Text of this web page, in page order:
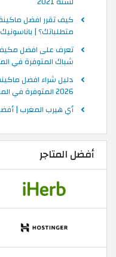
متطلباتك؟ |
شباك المتوفرة في
دليل شراء افضل
2026 المتوفرة في المغرب
أي هيرب المغرب |
أفضل المتاجر